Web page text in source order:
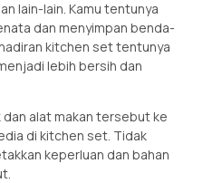
lain-lain. Kamu tentunya
dan menyimpan benda-
kitchen set tentunya
lebih bersih dan
alat makan tersebut ke
di kitchen set. Tidak
keperluan dan bahan